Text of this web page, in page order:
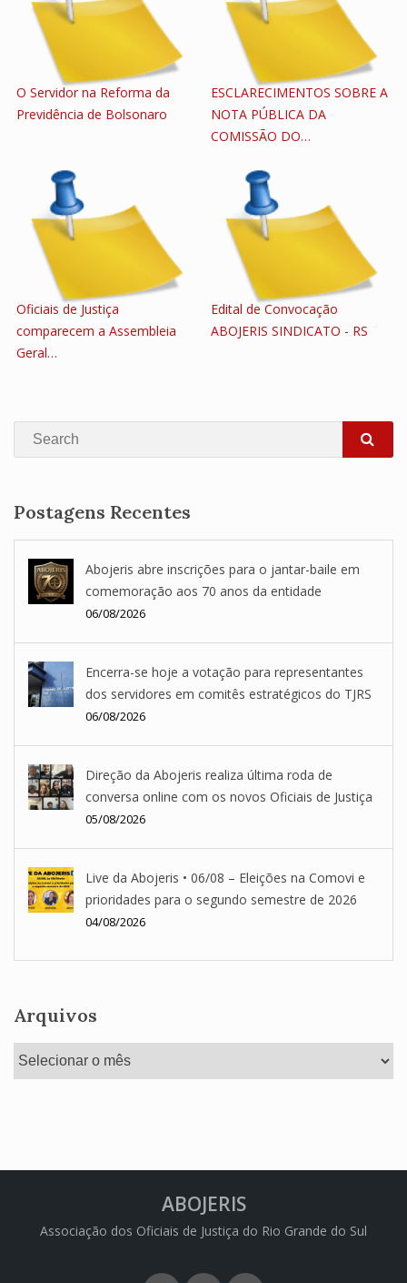
O Servidor na Reforma da
Previdência de Bolsonaro
ESCLARECIMENTOS SOBRE A
NOTA PÚBLICA DA
COMISSÃO DO…
Oficiais de Justiça
comparecem a Assembleia
Geral…
Edital de Convocação
ABOJERIS SINDICATO - RS
Search
Postagens Recentes
Abojeris abre inscrições para o jantar-baile em
comemoração aos 70 anos da entidade
06/08/2026
Encerra-se hoje a votação para representantes
dos servidores em comitês estratégicos do TJRS
06/08/2026
Direção da Abojeris realiza última roda de
conversa online com os novos Oficiais de Justiça
05/08/2026
Live da Abojeris • 06/08 – Eleições na Comovi e
prioridades para o segundo semestre de 2026
04/08/2026
Arquivos
Arquivos
ABOJERIS
Associação dos Oficiais de Justiça do Rio Grande do Sul